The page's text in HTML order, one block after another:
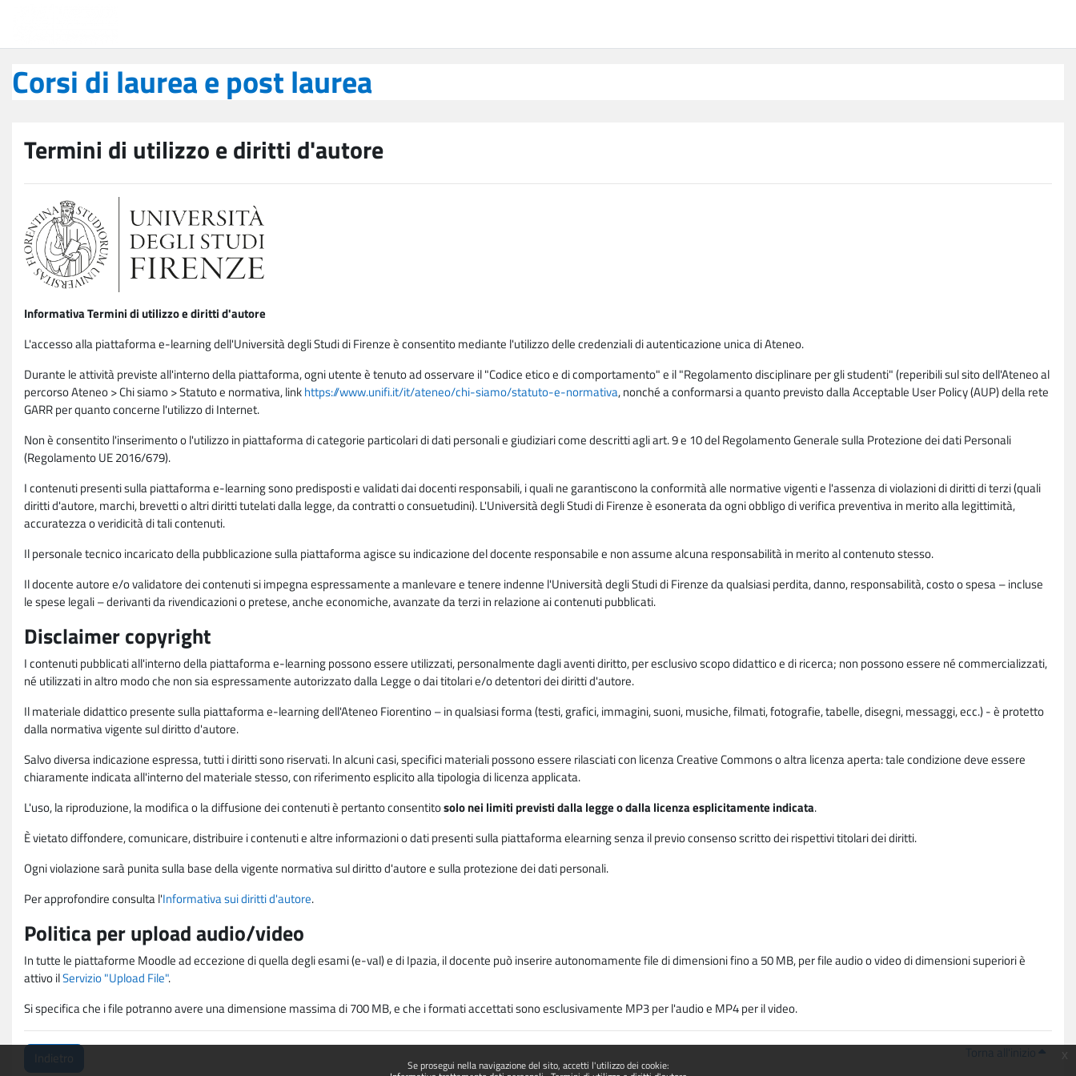
Se prosegui nella navigazione del sito, accetti l'utilizzo dei cookie:
Corsi di laurea e post laurea
Termini di utilizzo e diritti d'autore
Informativa Termini di utilizzo e diritti d'autore
L'accesso alla piattaforma e-learning dell'Università degli Studi di Firenze è consentito mediante l'utilizzo delle credenziali di autenticazione unica di Ateneo.
Durante le attività previste all'interno della piattaforma, ogni utente è tenuto ad osservare il "Codice etico e di comportamento" e il "Regolamento disciplinare per gli studenti" (reperibili sul sito dell'Ateneo al
percorso Ateneo > Chi siamo > Statuto e normativa, linkhttps://www.unifi.it/it/ateneo/chi-siamo/statuto-e-normativa, nonché a conformarsi a quanto previsto dalla Acceptable User Policy (AUP) della rete
GARR per quanto concerne l'utilizzo di Internet.
Non è consentito l'inserimento o l'utilizzo in piattaforma di categorie particolari di dati personali e giudiziari come descritti agli art. 9 e 10 del Regolamento Generale sulla Protezione dei dati Personali
(Regolamento UE 2016/679).
I contenuti presenti sulla piattaforma e-learning sono predisposti e validati dai docenti responsabili, i quali ne garantiscono la conformità alle normative vigenti e l'assenza di violazioni di diritti di terzi (quali
diritti d'autore, marchi, brevetti o altri diritti tutelati dalla legge, da contratti o consuetudini). L'Università degli Studi di Firenze è esonerata da ogni obbligo di verifica preventiva in merito alla legittimità,
accuratezza o veridicità di tali contenuti.
Il personale tecnico incaricato della pubblicazione sulla piattaforma agisce su indicazione del docente responsabile e non assume alcuna responsabilità in merito al contenuto stesso.
Il docente autore e/o validatore dei contenuti si impegna espressamente a manlevare e tenere indenne l'Università degli Studi di Firenze da qualsiasi perdita, danno, responsabilità, costo o spesa – incluse
le spese legali – derivanti da rivendicazioni o pretese, anche economiche, avanzate da terzi in relazione ai contenuti pubblicati.
Disclaimer copyright
I contenuti pubblicati all'interno della piattaforma e-learning possono essere utilizzati, personalmente dagli aventi diritto, per esclusivo scopo didattico e di ricerca; non possono essere né commercializzati,
né utilizzati in altro modo che non sia espressamente autorizzato dalla Legge o dai titolari e/o detentori dei diritti d'autore.
Il materiale didattico presente sulla piattaforma e-learning dell'Ateneo Fiorentino – in qualsiasi forma (testi, grafici, immagini, suoni, musiche, filmati, fotografie, tabelle, disegni, messaggi, ecc.) - è protetto
dalla normativa vigente sul diritto d'autore.
Salvo diversa indicazione espressa, tutti i diritti sono riservati. In alcuni casi, specifici materiali possono essere rilasciati con licenza Creative Commons o altra licenza aperta: tale condizione deve essere
chiaramente indicata all'interno del materiale stesso, con riferimento esplicito alla tipologia di licenza applicata.
L'uso, la riproduzione, la modifica o la diffusione dei contenuti è pertanto consentitosolo nei limiti previsti dalla legge o dalla licenza esplicitamente indicata.
È vietato diffondere, comunicare, distribuire i contenuti e altre informazioni o dati presenti sulla piattaforma elearning senza il previo consenso scritto dei rispettivi titolari dei diritti.
Ogni violazione sarà punita sulla base della vigente normativa sul diritto d'autore e sulla protezione dei dati personali.
Per approfondire consulta l'Informativa sui diritti d'autore.
Politica per upload audio/video
In tutte le piattaforme Moodle ad eccezione di quella degli esami (e-val) e di Ipazia, il docente può inserire autonomamente file di dimensioni fino a 50 MB, per file audio o video di dimensioni superiori è
attivo ilServizio "Upload File".
Si specifica che i file potranno avere una dimensione massima di 700 MB, e che i formati accettati sono esclusivamente MP3 per l'audio e MP4 per il video.
Indietro Torna all'inizio